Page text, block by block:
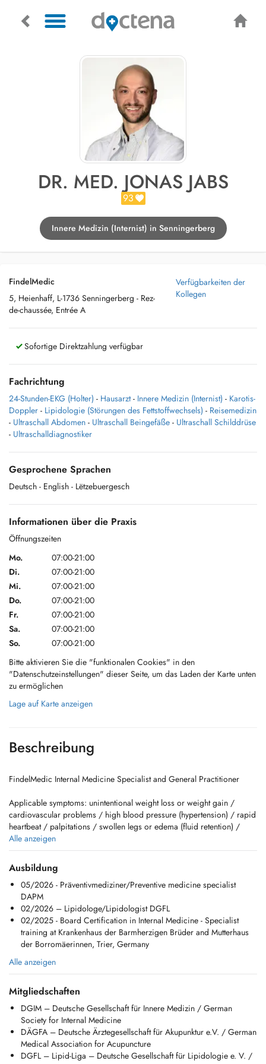
DR. MED. JONAS JABS
93
Innere Medizin (Internist) in Senningerberg
FindelMedic
5, Heienhaff, L-1736 Senningerberg - Rez-
de-chaussée, Entrée A
Verfügbarkeiten der
Kollegen
Sofortige Direktzahlung verfügbar
Fachrichtung
24-Stunden-EKG (Holter) - Hausarzt - Innere Medizin (Internist) - Karotis-
Doppler - Lipidologie (Störungen des Fettstoffwechsels) - Reisemedizin
- Ultraschall Abdomen - Ultraschall Beingefäße - Ultraschall Schilddrüse
- Ultraschalldiagnostiker
Gesprochene Sprachen
Deutsch - English - Lëtzebuergesch
Informationen über die Praxis
Öffnungszeiten
Mo.
07:00-21:00
Di.
07:00-21:00
Mi.
07:00-21:00
Do.
07:00-21:00
Fr.
07:00-21:00
Sa.
07:00-21:00
So.
07:00-21:00
Bitte aktivieren Sie die "funktionalen Cookies" in den
"Datenschutzeinstellungen" dieser Seite, um das Laden der Karte unten
zu ermöglichen
Lage auf Karte anzeigen
Beschreibung
FindelMedic Internal Medicine Specialist and General Practitioner
Applicable symptoms: unintentional weight loss or weight gain /
cardiovascular problems / high blood pressure (hypertension) / rapid
heartbeat / palpitations / swollen legs or edema (fluid retention) /
respiratory infections and bronchitis / cough (acute or chronic) /
shortness of breath / diagnosed or suspected asthma , COPD /
abdominal pain / heartburn, reflux / nausea, vomiting /diarrhea or
constipation / diabetes mellitus (new diagnosis or
management/treatment) / elevated cholesterol/lipid metabolism
disorder (dyslipidemia) / Impaired kidney function (elevated
creatinine) / thyroid problems / anemia / joint and muscle pain
Available Services:
- consultation
- treatment of lipid metabolism disorders (lipidology), diabetes,
hypertension, and cardiovascular risk factor
- modern ultrasound diagnostics (abdomen, thyroid, carotid arteries,
leg vessels (veins and arteries), thorax)
- infectious disease and travel medicine
- prevention/check-ups,
- evaluation of abnormal liver function tests,
- vaccination advice,
Alle anzeigen
Ausbildung
05/2026 - Präventivmediziner/Preventive medicine specialist
DAPM
02/2026 – Lipidologe/Lipidologist DGFL
02/2025 - Board Certification in Internal Medicine - Specialist
training at Krankenhaus der Barmherzigen Brüder and Mutterhaus
der Borromäerinnen, Trier, Germany
Alle anzeigen
Mitgliedschaften
DGIM – Deutsche Gesellschaft für Innere Medizin / German
Society for Internal Medicine
DÄGFA – Deutsche Ärztegesellschaft für Akupunktur e.V. / German
Medical Association for Acupuncture
DGFL – Lipid-Liga – Deutsche Gesellschaft für Lipidologie e. V. /